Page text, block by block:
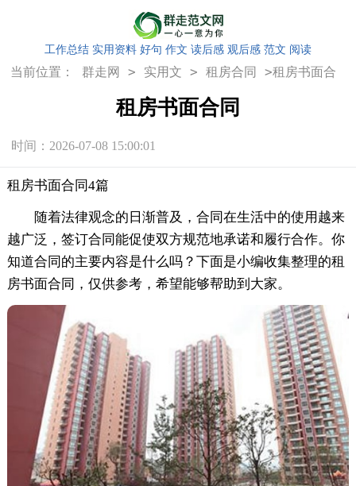
工作总结 实用资料 好句 作文 读后感 观后感 范文 阅读
当前位置： 群走网 > 实用文 > 租房合同 >租房书面合
租房书面合同
时间：2026-07-08 15:00:01
租房书面合同4篇
随着法律观念的日渐普及，合同在生活中的使用越来
越广泛，签订合同能促使双方规范地承诺和履行合作。你
知道合同的主要内容是什么吗？下面是小编收集整理的租
房书面合同，仅供参考，希望能够帮助到大家。